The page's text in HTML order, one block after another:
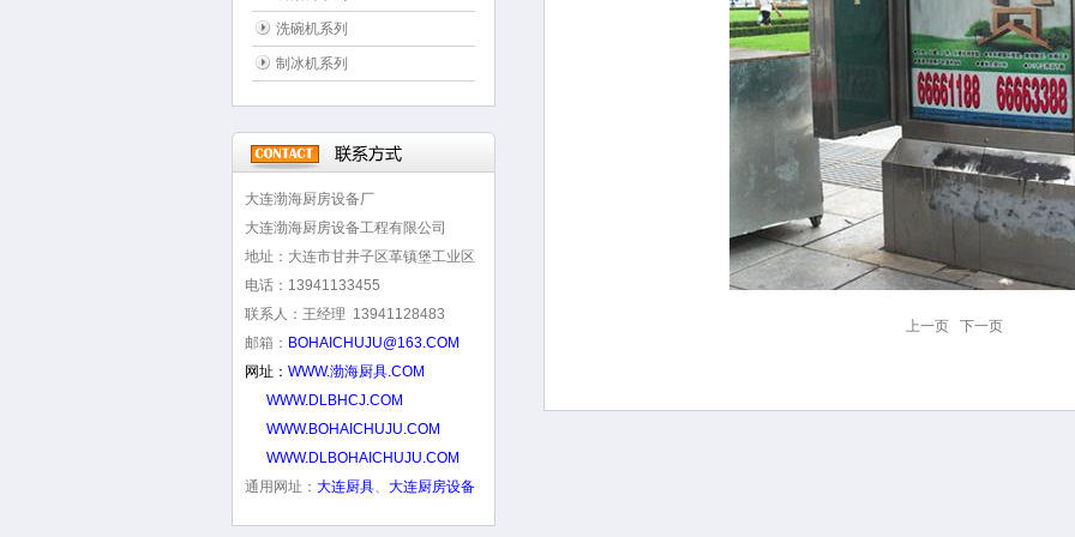
洗碗机系列
制冰机系列
大连渤海厨房设备厂
大连渤海厨房设备工程有限公司
地址：大连市甘井子区革镇堡工业区
电话：13941133455
联系人：王经理 13941128483
邮箱： BOHAICHUJU@163.COM
网址： WWW.渤海厨具.COM
WWW.DLBHCJ.COM
WWW.BOHAICHUJU.COM
WWW.DLBOHAICHUJU.COM
通用网址： 大连厨具、 大连厨房设备
上一页 下一页